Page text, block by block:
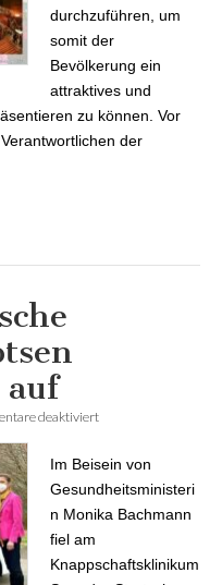
durchzuführen, um
somit der
Bevölkerung ein
attraktives und
zu können. Vor
der
deaktiviert
nehmen Arbeit auf
Im Beisein von
Gesundheitsministeri
n Monika Bachmann
fiel am
Knappschaftsklinikum